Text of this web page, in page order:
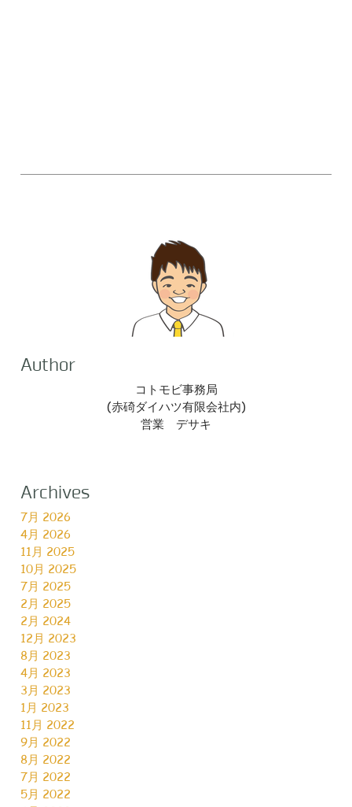
Author
コトモビ事務局
(​赤碕ダイハツ有限会社内)
営業 デサキ
Archives
7月 2026
4月 2026
11月 2025
10月 2025
7月 2025
2月 2025
2月 2024
12月 2023
8月 2023
4月 2023
3月 2023
1月 2023
11月 2022
9月 2022
8月 2022
7月 2022
5月 2022